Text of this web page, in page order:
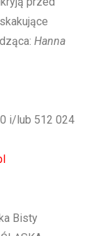
Hanna
i/lub 512 024
Bisty